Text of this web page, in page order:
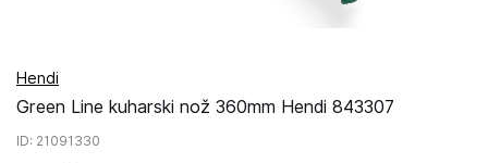
Hendi
Green Line kuharski nož 360mm Hendi 843307
ID: 21091330